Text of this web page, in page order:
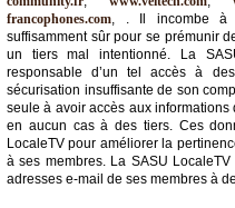
francophones.com , . Il incombe à
suffisamment sûr pour se prémunir
un tiers mal intentionné. La
responsable d’un tel accès à
sécurisation insuffisante de son
seule à avoir accès aux
en aucun cas à des tiers. Ces
LocaleTV pour améliorer la
à ses membres. La SASU
adresses e-mail de ses membres à